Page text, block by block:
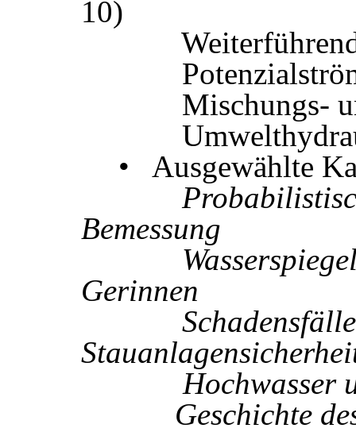
10)
Mischungs-
• Ausgewählte
Bemessung
Gerinnen
Hochwasser
Geschichte